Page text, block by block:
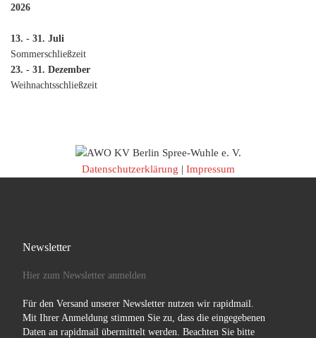
2026
13. - 31. Juli
Sommerschließzeit
23. - 31. Dezember
Weihnachtsschließzeit
Datenschutzerklärung | Impressum
Newsletter
Hier zum Newsletter anmelden
Für den Versand unserer Newsletter nutzen wir rapidmail.
Mit Ihrer Anmeldung stimmen Sie zu, dass die eingegebenen
Daten an rapidmail übermittelt werden. Beachten Sie bitte